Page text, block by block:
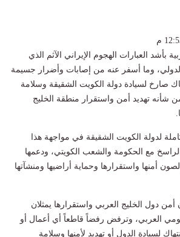
بأشد العبارات الهجوم الإيراني الآثم الذي
وما أسفر عنه من إصابات وأضرار جسيمة
صارخ لسيادة دولة الكويت الشقيقة وسلامة
شأنه تهديد أمن واستقرار منطقة الخليج
لدولة الكويت الشقيقة في مواجهة هذا
الراسخ مع الحكومة والشعب الكويتي، ودعمها
أمنها واستقرارها وحماية أراضيها ومنشآتها
دول الخليج العربي واستقرارها يمثلان
العربي، وترفض رفضاً قاطعاً أي أعمال أو
لسيادة الدول أو تهديد لأمنها وسلامة